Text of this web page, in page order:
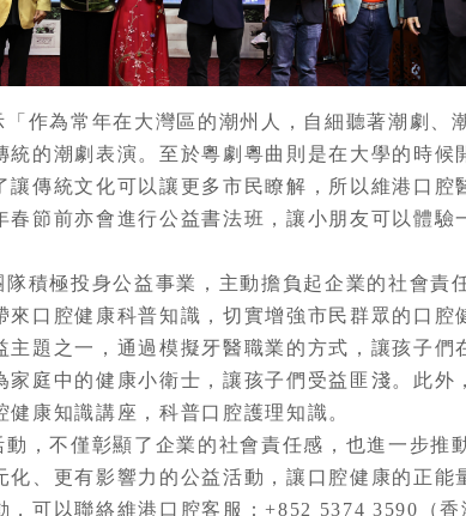
作為常年在大灣區的潮州人，自細聽著潮劇、
統的潮劇表演。至於粵劇粵曲則是在大學的時候
讓傳統文化可以讓更多市民瞭解，所以維港口腔
春節前亦會進行公益書法班，讓小朋友可以體驗
積極投身公益事業，主動擔負起企業的社會責
來口腔健康科普知識，切實增強市民群眾的口腔
主題之一，通過模擬牙醫職業的方式，讓孩子們
家庭中的健康小衛士，讓孩子們受益匪淺。此外
康知識講座，科普口腔護理知識。
動，不僅彰顯了企業的社會責任感，也進一步推
化、更有影響力的公益活動，讓口腔健康的正能
，可以聯絡維港口腔客服：+852 5374 3590（